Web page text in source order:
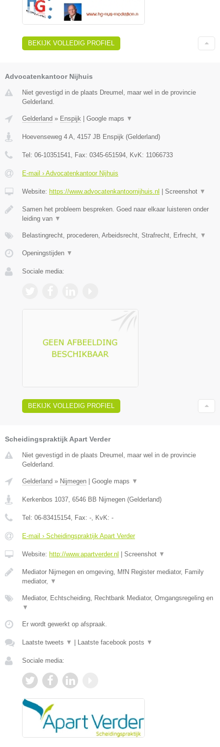
BEKIJK VOLLEDIG PROFIEL
Advocatenkantoor Nijhuis
Niet gevestigd in de plaats Dreumel, maar wel in de provincie
Gelderland.
Gelderland » Enspijk Google maps ▼
Hoevenseweg 4 A 4157 JB Enspijk (Gelderland)
Tel: 06-10351541 , Fax: 0345-651594 , KvK: 11066733
E-mail › Advocatenkantoor Nijhuis
Website: https://www.advocatenkantoornijhuis.nl Screenshot ▼
Samen het probleem bespreken. Goed naar elkaar luisteren onder
leiding van ▼
Belastingrecht, procederen, Arbeidsrecht, Strafrecht, Erfrecht, ▼
Openingstijden ▼
Sociale media:
BEKIJK VOLLEDIG PROFIEL
Scheidingspraktijk Apart Verder
Niet gevestigd in de plaats Dreumel, maar wel in de provincie
Gelderland.
Gelderland » Nijmegen | Google maps ▼
Kerkenbos 1037 6546 BB Nijmegen (Gelderland)
Tel: 06-83415154 , Fax: - , KvK: -
E-mail › Scheidingspraktijk Apart Verder
Website: http://www.apartverder.nl | Screenshot ▼
Mediator Nijmegen en omgeving, MfN Register mediator, Family
mediator,
▼
Mediator, Echtscheiding, Rechtbank Mediator, Omgangsregeling en
▼
Er wordt gewerkt op afspraak.
Laatste tweets ▼ | Laatste facebook posts ▼
Sociale media: